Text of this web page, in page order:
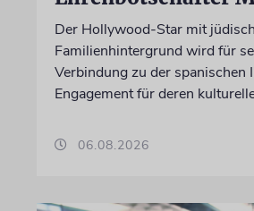
Der Hollywood-Star mit
Familienhintergrund wird für
Verbindung zu der spanischen
Engagement für deren
06.08.2026